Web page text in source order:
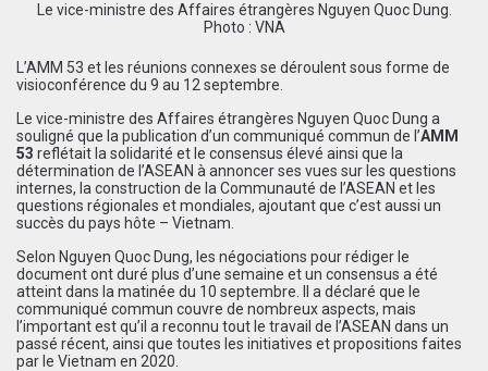
Le vice-ministre des Affaires étrangères Nguyen Quoc Dung.
Photo : VNA
L’AMM 53 et les réunions connexes se déroulent sous forme de
visioconférence du 9 au 12 septembre.
Le vice-ministre des Affaires étrangères Nguyen Quoc Dung a
souligné que la publication d’un communiqué commun de l’AMM
53 reflétait la solidarité et le consensus élevé ainsi que la
détermination de l’ASEAN à annoncer ses vues sur les questions
internes, la construction de la Communauté de l’ASEAN et les
questions régionales et mondiales, ajoutant que c’est aussi un
succès du pays hôte – Vietnam.
Selon Nguyen Quoc Dung, les négociations pour rédiger le
document ont duré plus d’une semaine et un consensus a été
atteint dans la matinée du 10 septembre. Il a déclaré que le
communiqué commun couvre de nombreux aspects, mais
l’important est qu’il a reconnu tout le travail de l’ASEAN dans un
passé récent, ainsi que toutes les initiatives et propositions faites
par le Vietnam en 2020.